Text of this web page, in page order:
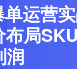
单运营
局
润